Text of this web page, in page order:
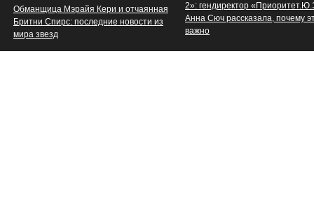
Обманщица Мэрайя Кери и отчаянная
Бритни Спирс: последние новости из
мира звезд
2»: гендиректор
Анна Сюч рассказала, почему
важно